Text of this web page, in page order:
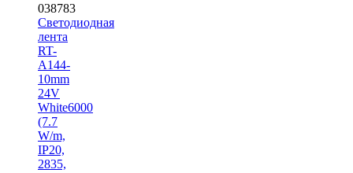
038783
Светодиодная
лента
RT-
A144-
10mm
24V
White6000
(7.7
W/m,
IP20,
2835,